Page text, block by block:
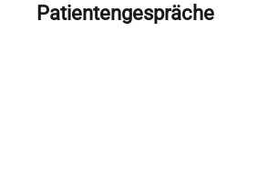
Patientengespräche